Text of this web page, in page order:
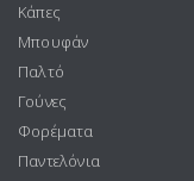
Κάπες
Μπουφάν
Παλτό
Γούνες
Φορέματα
Παντελόνια